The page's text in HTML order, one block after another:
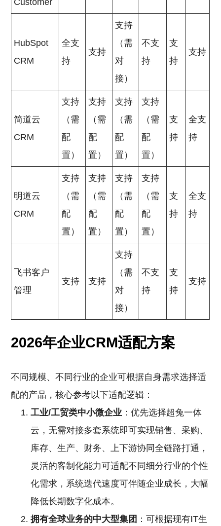
Customer
HubSpot
CRM
全支
持
支持
支持
（需
对
接）
不支
持
支
持
支持
简道云
CRM
支持
（需
配
置）
支持
（需
配
置）
支持
（需
配
置）
支持
（需
配
置）
支
持
全支
持
明道云
CRM
支持
（需
配
置）
支持
（需
配
置）
支持
（需
配
置）
支持
（需
配
置）
支
持
全支
持
飞书客户
管理
支持 支持
支持
（需
对
接）
不支
持
支
持
支持
2026年企业CRM适配方案
不同规模、不同行业的企业可根据自身需求选择适
配的产品，核心参考以下适配逻辑：
工业/工贸类中小微企业 ：优先选择超兔一体
云，无需对接多套系统即可实现销售、采购、
库存、生产、财务、上下游协同全链路打通，
灵活的客制化能力可适配不同细分行业的个性
化需求，系统迭代速度可伴随企业成长，大幅
降低长期数字化成本。
拥有全球业务的中大型集团 ：可根据现有IT生